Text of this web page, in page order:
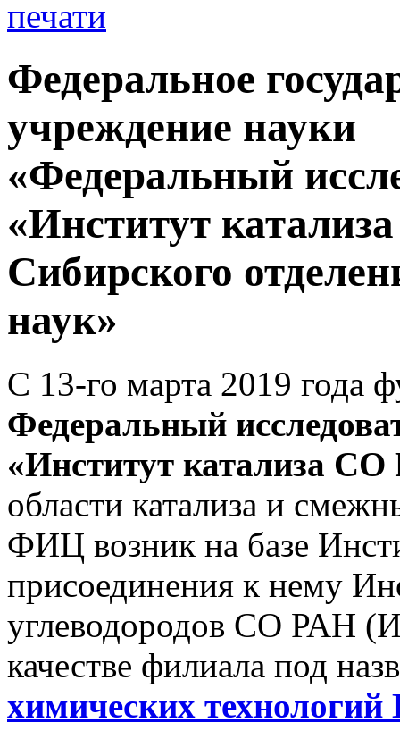
Федеральное
учреждение науки
«Федеральный
«Институт
Сибирского
наук»
С 13-го марта 2019 года
Федеральный
«Институт катализа
области катализа и
ФИЦ возник на базе
присоединения к нему
углеводородов СО РАН
качестве филиала под
химических